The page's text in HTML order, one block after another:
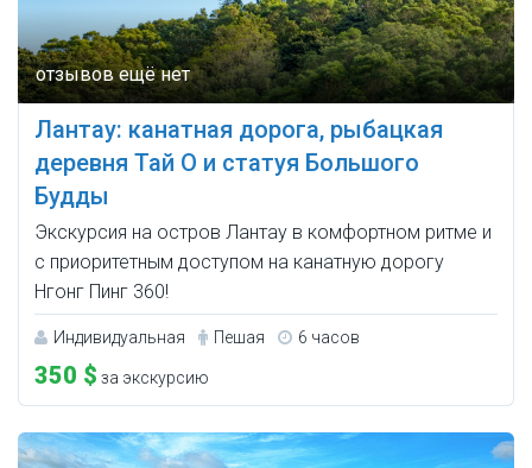
Лантау: канатная дорога, рыбацкая
деревня Тай О и статуя Большого
Будды
Экскурсия на остров Лантау в комфортном ритме и
с приоритетным доступом на канатную дорогу
Нгонг Пинг 360!
Индивидуальная Пешая 6 часов
350 $ за экскурсию